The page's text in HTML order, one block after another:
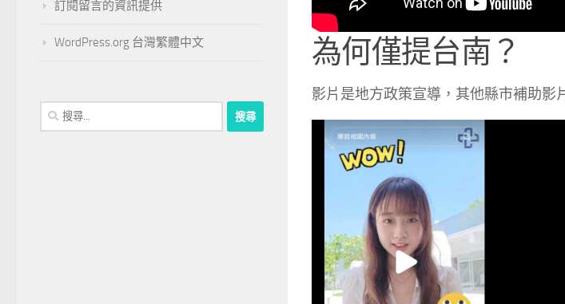
為何僅提台南？
影片是地方政策宣導，其他縣市補助影
訂閱留言的資訊提供
WordPress.org 台灣繁體中文
搜
尋